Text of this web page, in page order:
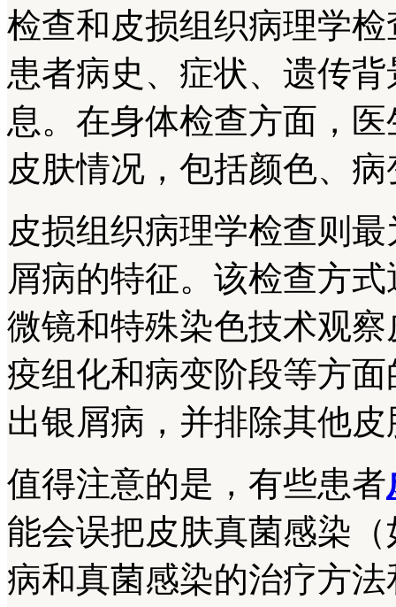
检查和皮损组织病理学
患者病史、症状、遗传
息。在身体检查方面，
皮肤情况，包括颜色、
皮损组织病理学检查则
屑病的特征。该检查方
微镜和特殊染色技术观
疫组化和病变阶段等方
出银屑病，并排除其他
值得注意的是，有些患者
能会误把皮肤真菌感染
病和真菌感染的治疗方